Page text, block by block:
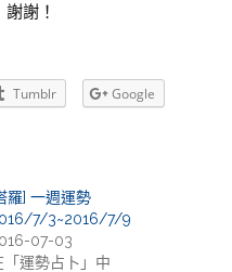
謝！
Tumblr Google
羅] 一週運勢
7/3~2016/7/9
07-03
「運勢占卜」中